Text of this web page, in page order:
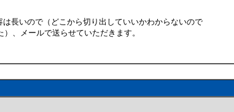
長いので（どこから切り出していいかわからないので
、メールで送らせていただきます。